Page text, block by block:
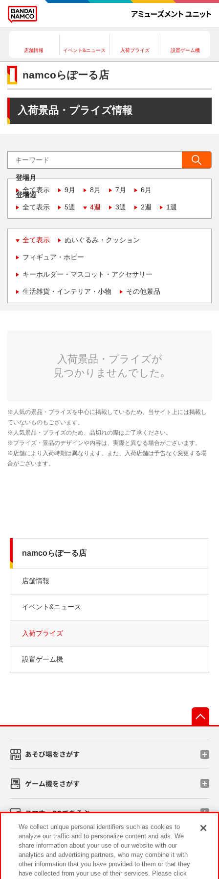
店舗情報 イベント&ニュース 入荷プライズ 設置ゲーム機
namcoらぽーる店
入荷景品・プライズ情報
登場月
全て表示
9月 8月 7月 6月
登場週
全て表示
5週 4週 3週 2週 1週
全て表示 ぬいぐるみ・クッション
フィギュア・ホビー
キーホルダー・マスコット・アクセサリー
生活雑貨・インテリア・小物 その他景品
namcoらぽーる店
店舗情報
イベント&ニュース
入荷プライズ
設置ゲーム機
あそび場をさがす
ゲーム機をさがす
スマホ・PCであそぶ
イベント・キャンペーン
We collect unique personal identifiers such as cookies to
analyze our traffic and to personalize content and ads. We
share information about your use of our website with our
analytics and advertising partners, who may combine it with
other information that you have provided to them or that they
have collected from your use of their services. Please click